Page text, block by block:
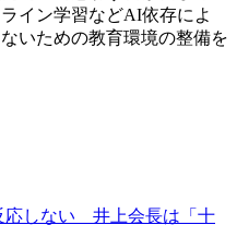
イン学習などAI依存によ
いための教育環境の整備を
応しない 井上会長は「十